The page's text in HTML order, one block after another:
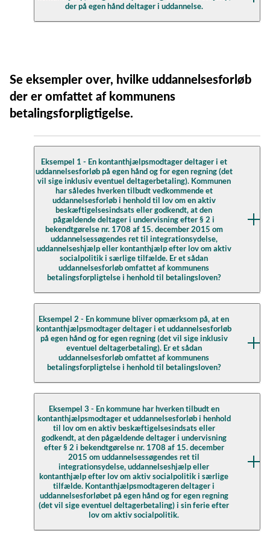
stk. 1, nr. 1, i lov om en aktiv beskæftigelsesindsats (§
uddannelse af ledige fleksjobvisiterede, som modtager
ledighedsydelse. Sådanne yderligere tilbud vil dermed
også være omfattet af kommunens
I den nugældende § 73 b, stk. 6, i lov om en aktiv
beskæftigelsesindsats (lovbekendtgørelse nr. 1342 af
21. november 2016 med senere ændringer) angives
det, at ordningen om jobrettet uddannelse for ledige
fleksjobvisiterede administreres efter reglerne i
betalingsloven. Denne bestemmelse videreføres af
lovtekniske hensyn ikke i § 48 i den nye lov om en aktiv
beskæftigelsesindsats. Der er ikke i den forbindelse
tilsigtet ændringer i den gældende retstilstand
vedrørende betaling efter betalingsloven.
beskæftigelsesindsats.
eksempel uddannelseshjælp og kontanthjælp - med de
beskæftigelseslovgivningen i øvrigt hjemmel til at
udbetale lommepenge eller lignende til personer, der
opfylder betingelserne for at få uddannelseshjælp eller
kontanthjælp.
der på egen hånd deltager i uddannelse.
Undervisningsministeriet
Brev til Folkehøjskolernes Forening i Danmark
Se eksempler over, hvilke uddannelsesforløb
der er omfattet af kommunens
betalingsforpligtigelse.
Eksempel 1 - En kontanthjælpsmodtager deltager i et
uddannelsesforløb på egen hånd og for egen regning (det
vil sige inklusiv eventuel deltagerbetaling). Kommunen
har således hverken tilbudt vedkommende et
uddannelsesforløb i henhold til lov om en aktiv
beskæftigelsesindsats eller godkendt, at den
pågældende deltager i undervisning efter § 2 i
bekendtgørelse nr. 1708 af 15. december 2015 om
uddannelsessøgendes ret til integrationsydelse,
uddannelseshjælp eller kontanthjælp efter lov om aktiv
socialpolitik i særlige tilfælde. Er et sådan
uddannelsesforløb omfattet af kommunens
betalingsforpligtelse i henhold til betalingsloven?
Nej, kommunen skal ikke betale for uddannelsen, hvis
modtagere af kontanthjælp, integrationsydelse (pr. 1.
januar 2020 benævnt selvforsørgelses- og
hjemrejseydelse eller overgangsydelse) og
uddannelseshjælp på egen hånd deltager i
fortsat står til rådighed for arbejdsmarkedet.
Uddannelsesinstitutionen vil i sådanne tilfælde kunne
få tilskud, hvor dette følger af de almindelige regler i
tilskudslovgivningen.
Undervisningen vil være omfattet af kommunernes
betalingsforpligtelse i henhold til betalingsloven, hvis
kommunen godkender undervisningsforløbet før eller
under undervisningsforløbet i henhold til
Eksempel 2 - En kommune bliver opmærksom på, at en
kontanthjælpsmodtager deltager i et uddannelsesforløb
på egen hånd og for egen regning (det vil sige inklusiv
eventuel deltagerbetaling). Er et sådan
uddannelsesforløb omfattet af kommunens
betalingsforpligtelse i henhold til betalingsloven?
Undervisningen vil være omfattet af kommunernes
betalingsforpligtelse i henhold til betalingsloven, hvis
kommunen godkender et undervisningsforløb før eller
under undervisningsforløbet i henhold til
bekendtgørelsens § 2, stk. 1.
Kommunen har betalingsforpligtelsen, hvis kommunen
vurderer, at undervisning, som modtageren af
kontanthjælp, integrationsydelse (pr. 1. januar 2020
benævnt selvforsørgelses- og hjemrejseydelse eller
Eksempel 3 - En kommune har hverken tilbudt en
kontanthjælpsmodtager et uddannelsesforløb i henhold
til lov om en aktiv beskæftigelsesindsats eller
godkendt, at den pågældende deltager i undervisning
efter § 2 i bekendtgørelse nr. 1708 af 15. december
2015 om uddannelsessøgendes ret til
integrationsydelse, uddannelseshjælp eller
kontanthjælp efter lov om aktiv socialpolitik i særlige
tilfælde. Kontanthjælpsmodtageren deltager i
uddannelsesforløbet på egen hånd og for egen regning
(det vil sige eventuel deltagerbetaling) i sin ferie efter
lov om aktiv socialpolitik.